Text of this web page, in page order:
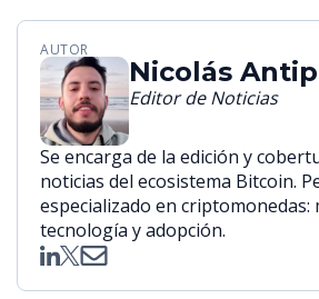
AUTOR
Nicolás
Editor de Noticias
Se encarga de la edición y
noticias del ecosistema Bitcoin.
especializado en criptomonedas:
tecnología y adopción.